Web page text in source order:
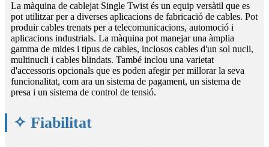
La màquina de cablejat Single Twist és un equip versàtil que es
pot utilitzar per a diverses aplicacions de fabricació de cables. Pot
produir cables trenats per a telecomunicacions, automoció i
aplicacions industrials. La màquina pot manejar una àmplia
gamma de mides i tipus de cables, inclosos cables d'un sol nucli,
multinucli i cables blindats. També inclou una varietat
d'accessoris opcionals que es poden afegir per millorar la seva
funcionalitat, com ara un sistema de pagament, un sistema de
presa i un sistema de control de tensió.
✧ Fiabilitat